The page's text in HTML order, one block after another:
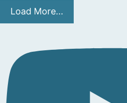
Load More...